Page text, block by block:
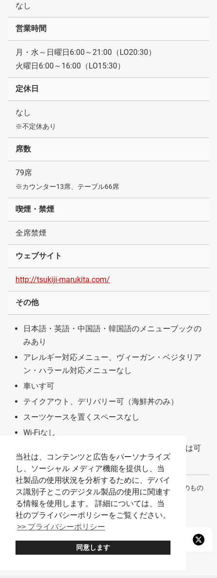
当社は、コンテンツと広告をパーソナライズ
し、ソーシャル メディア機能を提供し、当
社製品の使用状況を分析するために、デバイ
ス識別子とこのデジタル製品の使用に関連す
る情報を使用します。 詳細については、当
社のプライバシーポリシーをご覧ください。
>> プライバシーポリシー
同意します
なし
営業時間
月・水～日曜日6:00～21:00（LO20:30）
火曜日6:00～16:00（LO15:30）
定休日
なし
※不定休あり
席数
79席
※カウンター13席、テーブル66席
喫煙・禁煙
全席禁煙
ウェブサイト
http://tsukiji-marukita.com/
その他
日本語・英語・中国語・韓国語のメニューブックの
みあり
アレルギー対応メニュー、ヴィーガン・ベジタリア
ン・ハラール対応メニューなし
車いす可
テイクアウト、デリバリー可（海鮮丼のみ）
スーツケースを置くスペースなし
Wi-Fiなし
客が店内で撮影した料理写真や動画のSNS投稿は可
個別会計は可
※メニューの内容や料金、店舗情報などは2025年6月時点のもの
です。